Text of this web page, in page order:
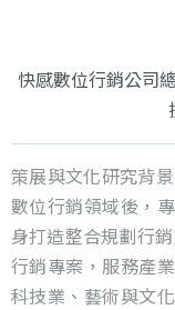
快感數位行銷公司
策展與文化研究背
數位行銷領域後，
身打造整合規劃行
行銷專案，服務產
科技業、藝術與文